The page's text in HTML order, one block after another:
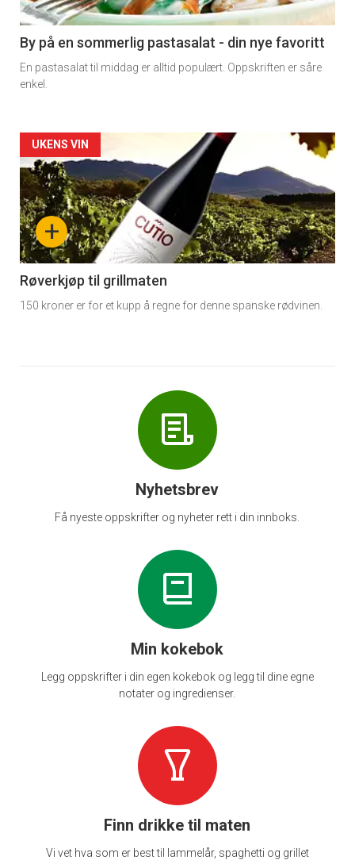
-
5
By på en sommerlig pastasalat - din nye favoritt
En pastasalat til middag er alltid populært. Oppskriften er såre
enkel.
Forsiden
akkurat
nå
-
6
+
UKENS VIN
Røverkjøp til grillmaten
150 kroner er for et kupp å regne for denne spanske rødvinen.
Nyhetsbrev
Få nyeste oppskrifter og nyheter rett i din innboks.
Min kokebok
Legg oppskrifter i din egen kokebok og legg til dine egne
notater og ingredienser.
Finn drikke til maten
Vi vet hva som er best til lammelår, spaghetti og grillet